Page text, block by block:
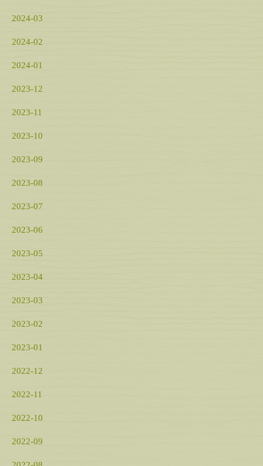
2024-03
2024-02
2024-01
2023-12
2023-11
2023-10
2023-09
2023-08
2023-07
2023-06
2023-05
2023-04
2023-03
2023-02
2023-01
2022-12
2022-11
2022-10
2022-09